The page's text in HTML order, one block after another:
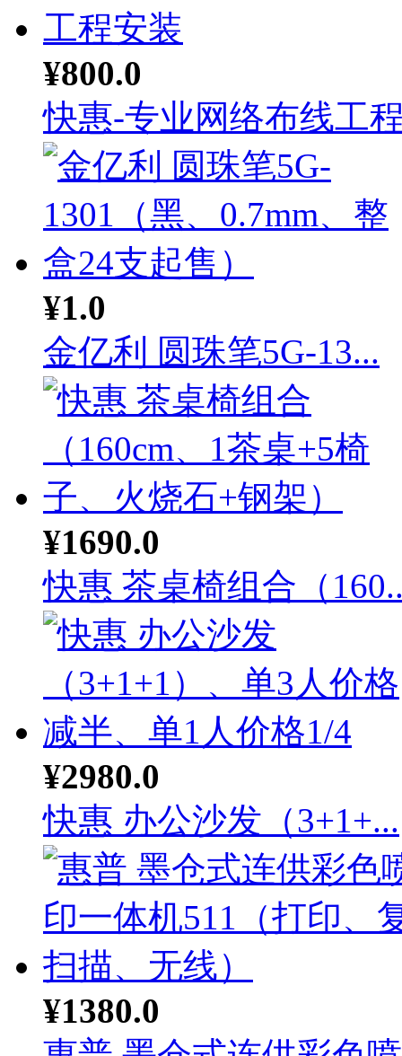
¥800.0
快惠-专业网络布线工
¥1.0
金亿利 圆珠笔5G-13...
¥1690.0
快惠 茶桌椅组合（
¥2980.0
快惠 办公沙发（3+1+...
¥1380.0